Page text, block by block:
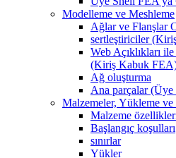
Modelleme ve Meshleme
Ağlar ve Flanşlar
sertleştiriciler
Web Açıklıkları
(Kiriş Kabuk
Ağ oluşturma
Ana parçalar
Malzemeler, Yükleme ve
Malzeme
Başlangıç ​​koşulları
sınırlar
Yükler